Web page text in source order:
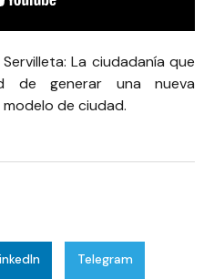
La ciudadanía que
de generar una nueva
de ciudad.
Telegram